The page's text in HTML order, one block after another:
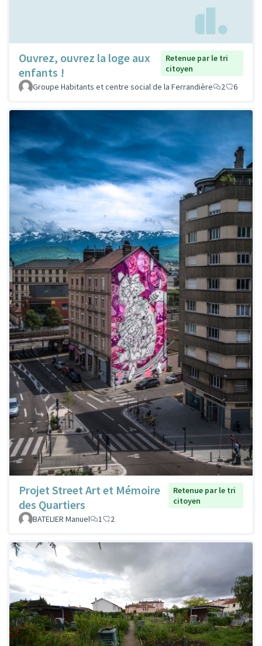
Ouvrez, ouvrez la loge aux
enfants !
Retenue par le tri
citoyen
Groupe Habitants et centre social de la Ferrandière
2 6
Projet Street Art et Mémoire
des Quartiers
Retenue par le tri
citoyen
BATELIER Manuel
1 2